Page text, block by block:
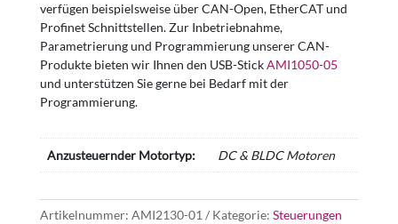
verfügen beispielsweise über CAN-Open, EtherCAT und
Profinet Schnittstellen. Zur Inbetriebnahme,
Parametrierung und Programmierung unserer CAN-
Produkte bieten wir Ihnen den USB-StickAMI1050-05
und unterstützen Sie gerne bei Bedarf mit der
Programmierung.
Anzusteuernder Motortyp: DC & BLDC Motoren
Artikelnummer: AMI2130-01 Kategorie: Steuerungen